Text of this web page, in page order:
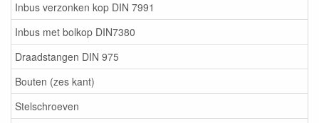
Inbus verzonken kop DIN 7991
Inbus met bolkop DIN7380
Draadstangen DIN 975
Bouten (zes kant)
Stelschroeven